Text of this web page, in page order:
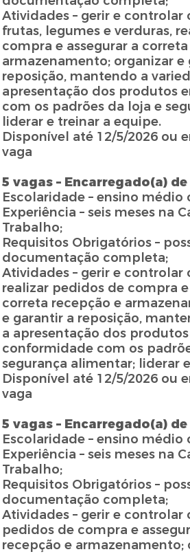
Atividades – gerir e controlar
frutas, legumes e verduras,
compra e assegurar a
armazenamento; organizar e
reposição, mantendo a
apresentação dos produtos
com os padrões da loja e
liderar e treinar a equipe.
Disponível até 12/5/2026 ou
vaga
5 vagas – Encarregado(a) de
Escolaridade – ensino
Experiência – seis meses na
Trabalho;
Requisitos Obrigatórios –
documentação completa;
Atividades – gerir e controlar
realizar pedidos de compra e
correta recepção e
e garantir a reposição,
a apresentação dos
conformidade com os
segurança alimentar; liderar
Disponível até 12/5/2026 ou
vaga
5 vagas – Encarregado(a)
Escolaridade – ensino
Experiência – seis meses na
Trabalho;
Requisitos Obrigatórios –
documentação completa;
Atividades – gerir e controlar
pedidos de compra e
recepção e armazenamento;